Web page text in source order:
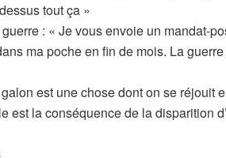
tout ça »
: « Je vous envoie un mandat-
ma poche en fin de mois. La
est une chose dont on se réjouit
est la conséquence de la disparition